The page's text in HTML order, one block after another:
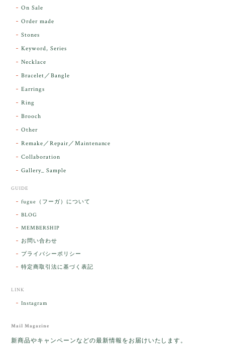
ンダラで感動しました。素敵な箱と和紙で石を包んで
下さり、ありがとうございました。
レビューをありがとうございます。 実物を
こそ この度は誠にありがとうございまし
た人に幸せが訪れる」という言い伝えがあるケサラン
パサラン。とっても素敵です。メッセージでは色々記
憶違いもありましたが、またいつかお会いして楽しい
した。
をあたたかく迎え入れてくださり とても嬉
しく思います。 この石のふわりとした光を
On Sale
Order made
Stones
Keyword, Series
Necklace
Bracelet／Bangle
Earrings
Ring
Brooch
Other
Remake／Repair／Maintenance
Collaboration
Gallery_ Sample
GUIDE
fugue（フーガ）について
BLOG
MEMBERSHIP
お問い合わせ
プライバシーポリシー
特定商取引法に基づく表記
LINK
Instagram
Mail Magazine
新商品やキャンペーンなどの最新情報をお届けいたします。